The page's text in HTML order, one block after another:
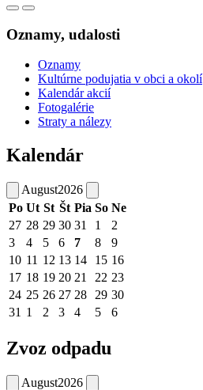
Oznamy, udalosti
Oznamy
Kultúrne podujatia v obci a okolí
Kalendár akcií
Fotogalérie
Straty a nálezy
Kalendár
August2026
Po Ut St Št Pia So Ne
27 28 29 30 31 1
2
3
4 5 6 7 8
9
10 11 12 13 14 15 16
17 18 19 20 21 22 23
24 25 26 27 28 29 30
31 1 2 3 4 5 6
Zvoz odpadu
August2026